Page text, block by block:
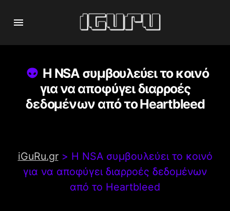
Η NSA συμβουλεύει το κοινό
για να αποφύγει διαρροές
δεδομένων από το Heartbleed
iGuRu.gr> Η NSA συμβουλεύει το κοινό
για να αποφύγει διαρροές δεδομένων
από το Heartbleed